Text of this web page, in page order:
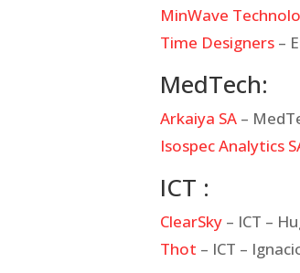
MinWave
Time Designers –
MedTech:
Arkaiya SA –
Isospec Analytics
ICT :
ClearSky – ICT –
Thot – ICT –